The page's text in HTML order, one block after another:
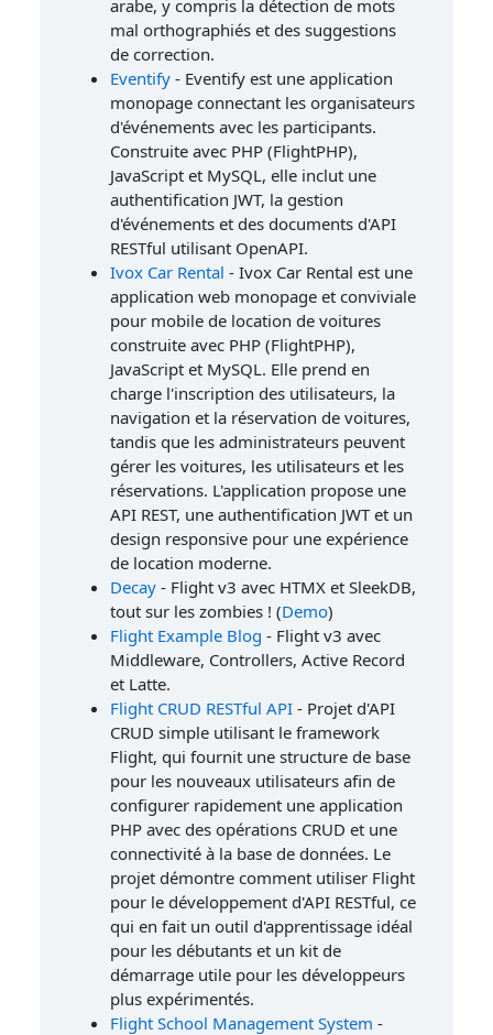
arabe, y compris la détection de mots
mal orthographiés et des suggestions
de correction.
Eventify - Eventify est une application
monopage connectant les organisateurs
d'événements avec les participants.
Construite avec PHP (FlightPHP),
JavaScript et MySQL, elle inclut une
authentification JWT, la gestion
d'événements et des documents d'API
RESTful utilisant OpenAPI.
Ivox Car Rental - Ivox Car Rental est une
application web monopage et conviviale
pour mobile de location de voitures
construite avec PHP (FlightPHP),
JavaScript et MySQL. Elle prend en
charge l'inscription des utilisateurs, la
navigation et la réservation de voitures,
tandis que les administrateurs peuvent
gérer les voitures, les utilisateurs et les
réservations. L'application propose une
API REST, une authentification JWT et un
design responsive pour une expérience
de location moderne.
Decay - Flight v3 avec HTMX et SleekDB,
tout sur les zombies ! (Demo)
Flight Example Blog - Flight v3 avec
Middleware, Controllers, Active Record
et Latte.
Flight CRUD RESTful API - Projet d'API
CRUD simple utilisant le framework
Flight, qui fournit une structure de base
pour les nouveaux utilisateurs afin de
configurer rapidement une application
PHP avec des opérations CRUD et une
connectivité à la base de données. Le
projet démontre comment utiliser Flight
pour le développement d'API RESTful, ce
qui en fait un outil d'apprentissage idéal
pour les débutants et un kit de
démarrage utile pour les développeurs
plus expérimentés.
Flight School Management System -